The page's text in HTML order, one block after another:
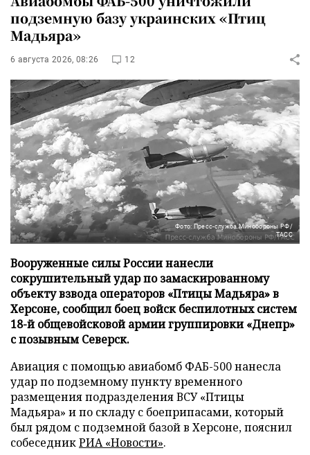
подземную базу украинских «Птиц
Мадьяра»
6 августа 2026, 08:26 12
Фото: Пресс-служба Минобороны РФ/
ТАСС
Вооруженные силы России нанесли
сокрушительный удар по замаскированному
объекту взвода операторов «Птицы Мадьяра» в
Херсоне, сообщил боец войск беспилотных систем
18-й общевойсковой армии группировки «Днепр»
с позывным Северск.
Авиация с помощью авиабомб ФАБ-500 нанесла
удар по подземному пункту временного
размещения подразделения ВСУ «Птицы
Мадьяра» и по складу с боеприпасами, который
был рядом с подземной базой в Херсоне, пояснил
собеседникРИА «Новости».